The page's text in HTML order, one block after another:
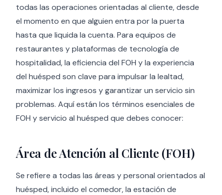
todas las operaciones orientadas al cliente, desde
el momento en que alguien entra por la puerta
hasta que liquida la cuenta. Para equipos de
restaurantes y plataformas de tecnología de
hospitalidad, la eficiencia del FOH y la experiencia
del huésped son clave para impulsar la lealtad,
maximizar los ingresos y garantizar un servicio sin
problemas. Aquí están los términos esenciales de
FOH y servicio al huésped que debes conocer:
Área de Atención al Cliente (FOH)
Se refiere a todas las áreas y personal orientados al
huésped, incluido el comedor, la estación de